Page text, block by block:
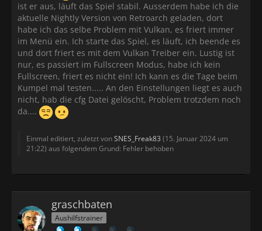
ist er aus, läuft das Spiel stabil. Ausserdem habe ich die
aktuelle Nightly Version von Retroarch geladen, dort
habe ich das selbe Problem mit Vulkan, es friert immer
im Menü ein. Ich starte das Spiel, es läuft, ich beende es
und dort friert es mit dem Vulkan Treiber ein. Lustig ist
nur, es passiert im Fullscreen Modus, habe ich kein
Fullscreen, friert es nicht ein! Ich kann es die Tage beim
Kumpel mal testen..... An den Einstellungen liegt es auch
nicht, hab die cfg Datei gelöscht, Problem trotzdem noch
da....
Einmal editiert, zuletzt vonSNES_Freak83 (15. Januar 2024 um
21:22) aus folgendem Grund: Fehler behoben
graschbaten
Aushilfstrainer